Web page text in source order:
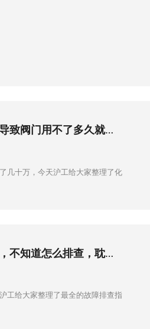
化工项目阀门选型全攻略 化工项目的工况最复杂，介质五花八门，很多客户选型的时候踩坑，导致阀门用不了多久就坏了，返工花了几十万，今天沪工给大家整理了化工项目最全的选型攻略，帮你避坑。
几十万，今天沪工给大家整理了化
气动阀门常见故障排查与解决办法 很多做自动化项目的客户，都会遇到气动阀门出故障的问题，不知道怎么排查，耽误生产，今天沪工给大家整理了最全的故障排查指南，帮你快速解决问题，不用等维修师傅。
工给大家整理了最全的故障排查指